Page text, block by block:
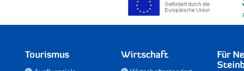
Tourismus Wirtschaft
Für